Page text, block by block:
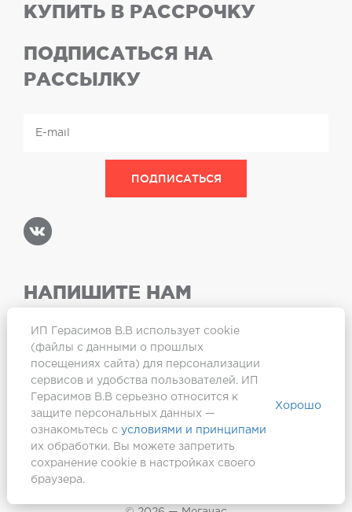
КУПИТЬ В РАССРОЧКУ
ПОДПИСАТЬСЯ НА
РАССЫЛКУ
НАПИШИТЕ НАМ
ИП Герасимов В.В использует cookie
(файлы с данными о прошлых
посещениях сайта) для персонализации
сервисов и удобства пользователей. ИП
Герасимов В.В серьезно относится к
защите персональных данных —
ознакомьтесь с условиями и принципами
их обработки. Вы можете запретить
сохранение cookie в настройках своего
браузера.
Хорошо